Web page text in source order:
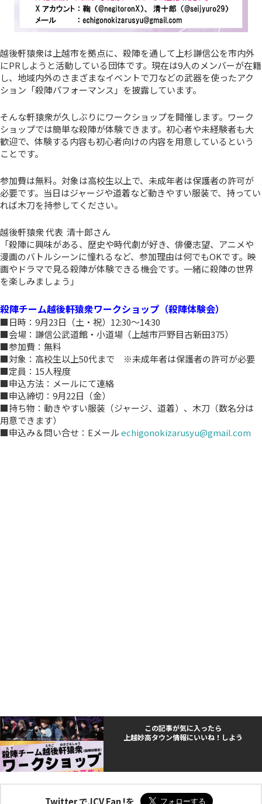
越後軒猿衆は上越市を拠点に、殺陣を通して上杉謙信公を市内外
にPRしようと活動している団体です。現在は9人のメンバーが在籍
し、地域内外のさまざまなイベントで刀などの武器を使ったアク
ション「殺陣パフォーマンス」を披露しています。
そんな軒猿衆が久しぶりにワークショップを開催します。ワーク
ショップでは簡単な殺陣が体験できます。初心者や未経験者も大
歓迎で、体験する内容も初心者向けの内容を用意しているという
ことです。
参加費は無料。対象は高校生以上で、未成年者は保護者の許可が
必要です。当日はジャージや道着など動きやすい服装で、持ってい
れば木刀を持参してください。
越後軒猿衆 代表 清十郎さん
「殺陣に興味がある、歴史や時代劇が好き、俳優志望、アニメや
漫画のバトルシーンに憧れるなど、参加理由は何でもOKです。映
画やドラマで見る殺陣が体験できる機会です。一緒に殺陣の世界
を楽しみましょう」
殺陣チーム越後軒猿衆ワークショップ（殺陣体験会）
■日時：9月23日（土・祝）12:30～14:30
■会場：謙信公武道館・小道場（上越市戸野目古新田375）
■参加費：無料
■対象：高校生以上50代まで ※未成年者は保護者の許可が必要
■定員：15人程度
■申込方法：メールにて連絡
■申込締切：9月22日（金）
■持ち物：動きやすい服装（ジャージ、道着）、木刀（数名分は
用意できます）
■申込み＆問い合せ：Eメールechigonokizarusyu@gmail.com
この記事が気に入ったら
上越妙高タウン情報にいいね！しよう
Twitter でJCV Fan !を